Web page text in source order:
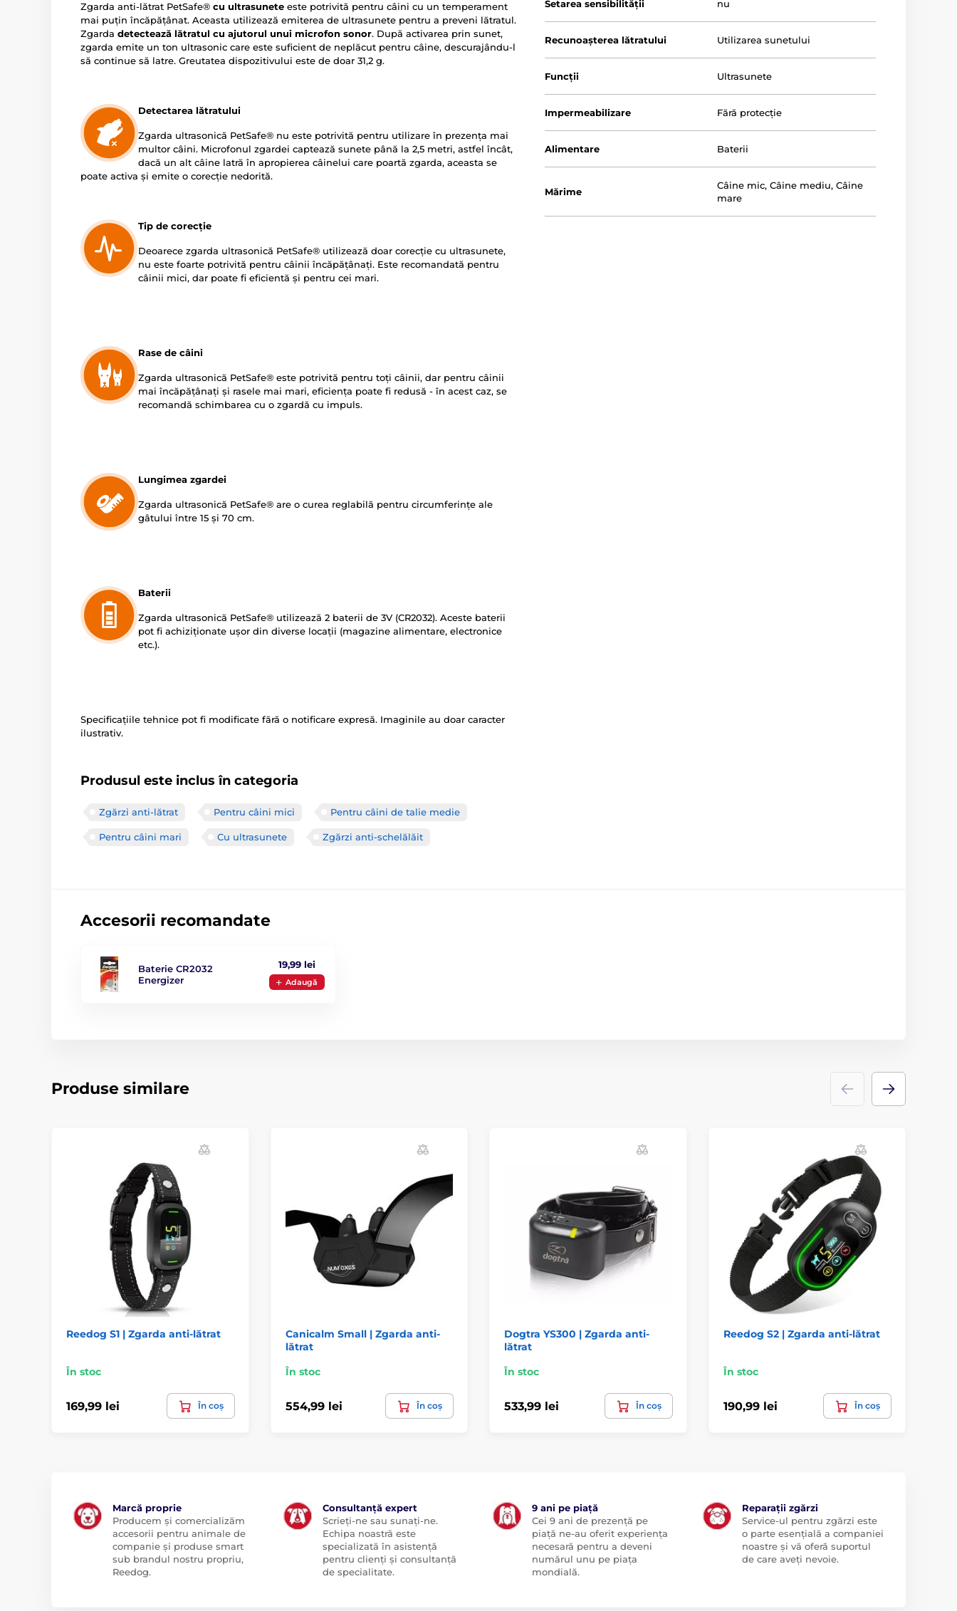
Zgarda anti-lătrat PetSafe® cu ultrasunete este potrivită pentru câini cu un temperament
mai puțin încăpățânat. Aceasta utilizează emiterea de ultrasunete pentru a preveni lătratul.
Zgarda detectează lătratul cu ajutorul unui microfon sonor. După activarea prin sunet,
zgarda emite un ton ultrasonic care este suficient de neplăcut pentru câine, descurajându-l
să continue să latre. Greutatea dispozitivului este de doar 31,2 g.
Detectarea lătratului
Zgarda ultrasonică PetSafe® nu este potrivită pentru utilizare în prezența mai
multor câini. Microfonul zgardei captează sunete până la 2,5 metri, astfel încât,
dacă un alt câine latră în apropierea câinelui care poartă zgarda, aceasta se
poate activa și emite o corecție nedorită.
Tip de corecție
Deoarece zgarda ultrasonică PetSafe® utilizează doar corecție cu ultrasunete,
nu este foarte potrivită pentru câinii încăpățânați. Este recomandată pentru
câinii mici, dar poate fi eficientă și pentru cei mari.
Rase de câini
Zgarda ultrasonică PetSafe® este potrivită pentru toți câinii, dar pentru câinii
mai încăpățânați și rasele mai mari, eficiența poate fi redusă - în acest caz, se
recomandă schimbarea cu o zgardă cu impuls.
Lungimea zgardei
Zgarda ultrasonică PetSafe® are o curea reglabilă pentru circumferințe ale
gâtului între 15 și 70 cm.
Baterii
Zgarda ultrasonică PetSafe® utilizează 2 baterii de 3V (CR2032). Aceste baterii
pot fi achiziționate ușor din diverse locații (magazine alimentare, electronice
etc.).
Specificațiile tehnice pot fi modificate fără o notificare expresă. Imaginile au doar caracter
ilustrativ.
Produsul este inclus în categoria
Zgărzi anti-lătrat Pentru câini mici Pentru câini de talie medie
Pentru câini mari Cu ultrasunete Zgărzi anti-schelălăit
Setarea sensibilității nu
Recunoașterea lătratului Utilizarea sunetului
Funcții Ultrasunete
Impermeabilizare Fără protecție
Alimentare Baterii
Mărime
Câine mic,Câine mediu,Câine
mare
Accesorii recomandate
Baterie CR2032
Energizer
19,99 lei
Adaugă
Produse similare
Reedog S1 | Zgarda anti-lătrat
În stoc
169,99 lei În coș
Canicalm Small | Zgarda anti-
lătrat
În stoc
554,99 lei În coș
Dogtra YS300 | Zgarda anti-
lătrat
În stoc
533,99 lei În coș
Reedog S2 | Zgarda anti-lătrat
În stoc
190,99 lei În coș
Marcă proprie
Producem și comercializăm
accesorii pentru animale de
companie și produse smart
sub brandul nostru propriu,
Reedog.
Consultanță expert
Scrieți-ne sau sunați-ne.
Echipa noastră este
specializată în asistență
pentru clienți și consultanță
de specialitate.
9 ani pe piață
Cei 9 ani de prezență pe
piață ne-au oferit experiența
necesară pentru a deveni
numărul unu pe piața
mondială.
Reparații zgărzi
Service-ul pentru zgărzi este
o parte esențială a companiei
noastre și vă oferă suportul
de care aveți nevoie.